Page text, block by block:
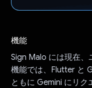
機能
Sign Malo には現在
機能では、Flutter と
ともに Gemini にリク